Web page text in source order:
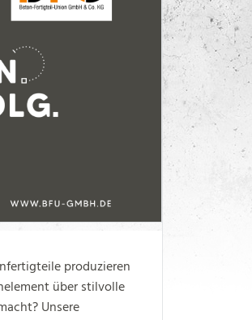
produzieren
über stilvolle
Unsere